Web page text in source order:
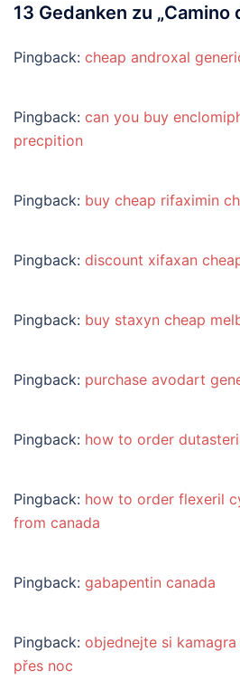
13 Gedanken zu „Camino
Pingback: cheap androxal
Pingback: can you buy
precpition
Pingback: buy cheap rifaximin
Pingback: discount xifaxan
Pingback: buy staxyn cheap
Pingback: purchase avodart
Pingback: how to order
Pingback: how to order flexeril
from canada
Pingback: gabapentin canada
Pingback: objednejte si
přes noc